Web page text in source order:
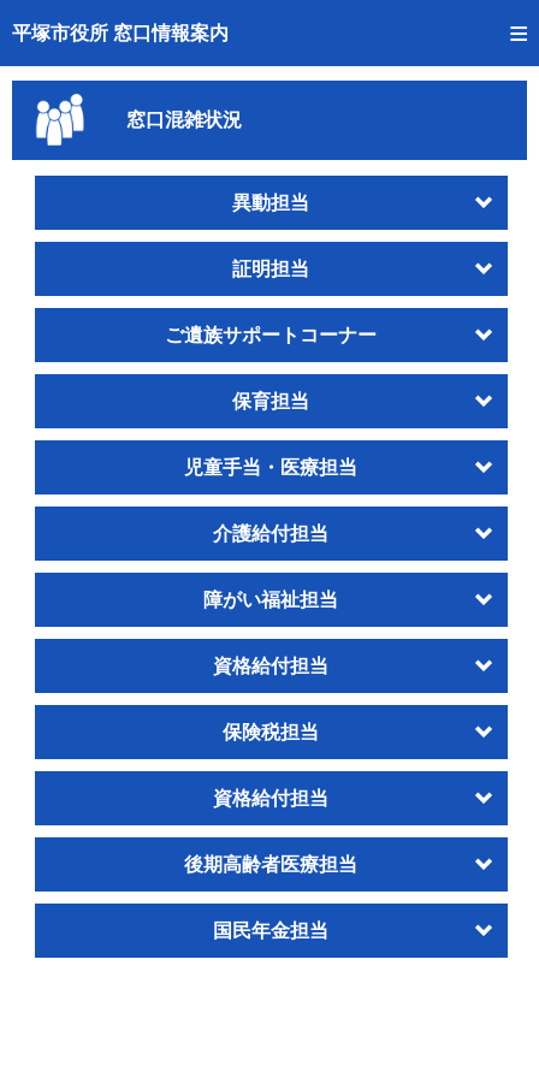
平塚市役所 窓口情報案内
トップページへ
ご利用方法
事前予約
窓口混雑状況
待ち状況確認
窓口混雑状況
異動担当
証明担当
ご遺族サポートコーナー
保育担当
児童手当・医療担当
介護給付担当
障がい福祉担当
資格給付担当
保険税担当
資格給付担当
後期高齢者医療担当
国民年金担当